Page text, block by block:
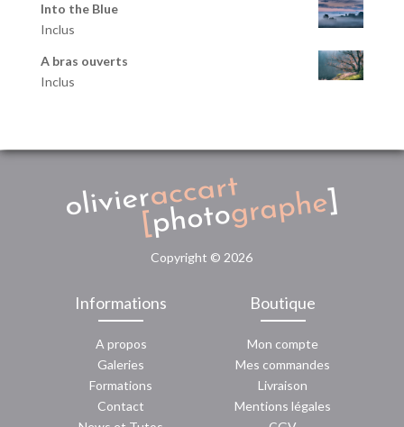
Into the Blue
Inclus
A bras ouverts
Inclus
Copyright © 2026
Informations
A propos
Galeries
Formations
Contact
Boutique
Mon compte
Mes commandes
Livraison
Mentions légales